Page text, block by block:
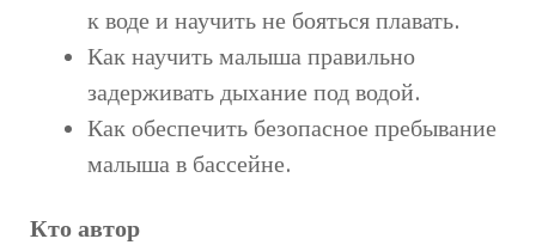
к воде и научить не бояться плавать.
Как научить малыша правильно
задерживать дыхание под водой.
Как обеспечить безопасное пребывание
малыша в бассейне.
Кто автор